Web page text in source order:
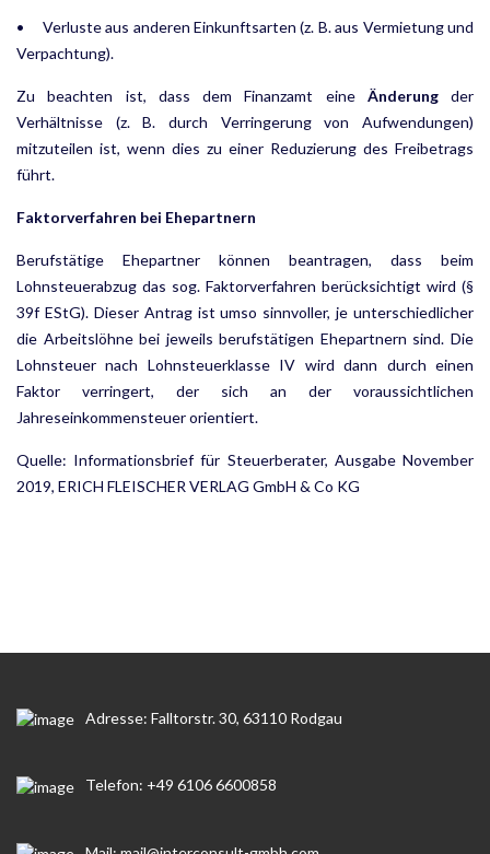
• Verluste aus anderen Einkunftsarten (z. B. aus Vermietung und
Verpachtung).
Zu beachten ist, dass dem Finanzamt eine Änderungder
Verhältnisse (z. B. durch Verringerung von Auf­wendungen)
mitzuteilen ist, wenn dies zu einer Reduzierung des Freibetrags
führt.
Faktorverfahren bei Ehepartnern
Berufstätige Ehepartner können beantragen, dass beim
Lohnsteuerabzug das sog. Faktorverfahren berück­sichtigt wird (§
39f EStG). Dieser Antrag ist umso sinnvoller, je unterschiedlicher
die Arbeitslöhne bei jeweils berufstätigen Ehepartnern sind. Die
Lohnsteuer nach Lohnsteuerklasse IV wird dann durch einen
Faktor verringert, der sich an der voraussichtlichen
Jahreseinkommensteuer orientiert.
Quelle: Informationsbrief für Steuerberater, Ausgabe November
2019, ERICH FLEISCHER VERLAG GmbH & Co KG
Adresse: Falltorstr. 30, 63110 Rodgau
Telefon: +49 6106 6600858